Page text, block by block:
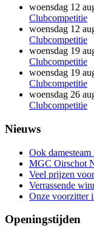
woensdag 12
Clubcompetitie
woensdag 12
Clubcompetitie
woensdag 19
Clubcompetitie
woensdag 19
Clubcompetitie
woensdag 26
Clubcompetitie
Nieuws
Ook
MGC Oirschot
Veel prijzen
Verrassende
Onze voorzitter
Openingstijden